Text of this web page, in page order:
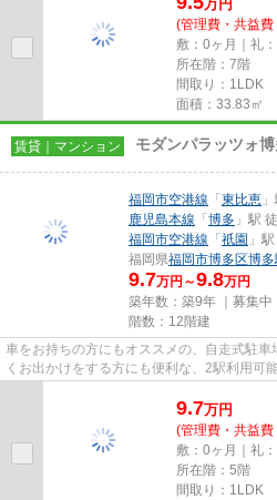
万 円
(管理費・共益
敷：0ヶ月｜礼
所在階：7階
間取り：1LDK
面積：33.83㎡
賃貸｜マンション モダンパラッツォ
福岡市空港線 「東比恵
鹿児島本線 「博多 」駅
福岡市空港線 「祇園 」
福岡県福岡市博多区博多
9.7万円～9.8万円
築年数：築9年 ｜募集中
階数：12階建
車をお持ちの方にもオススメの、自走式駐車
くお出かけをする方にも便利な、2駅利用可
好で、魅力的な住環境のある、...
9.7万円
(管理費・共益
敷：0ヶ月｜礼
所在階：5階
間取り：1LDK